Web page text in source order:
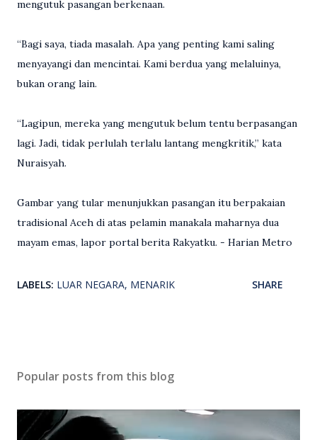
mengutuk pasangan berkenaan.
“Bagi saya, tiada masalah. Apa yang penting kami saling
menyayangi dan mencintai. Kami berdua yang melaluinya,
bukan orang lain.
“Lagipun, mereka yang mengutuk belum tentu berpasangan
lagi. Jadi, tidak perlulah terlalu lantang mengkritik,” kata
Nuraisyah.
Gambar yang tular menunjukkan pasangan itu berpakaian
tradisional Aceh di atas pelamin manakala maharnya dua
mayam emas, lapor portal berita Rakyatku. - Harian Metro
LABELS: LUAR NEGARA MENARIK SHARE
Popular posts from this blog